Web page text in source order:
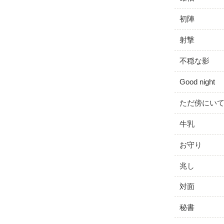
初陣
射撃
不穏な影
Good night
ただ傍にい
牛乳
お守り
兆し
対面
秘書